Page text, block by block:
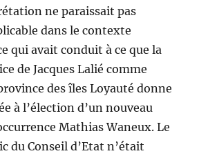
ne paraissait pas
dans le contexte
qui avait conduit à ce que la
de Jacques Lalié comme
des îles Loyauté donne
à l’élection d’un nouveau
Mathias Waneux. Le
du Conseil d’Etat n’était